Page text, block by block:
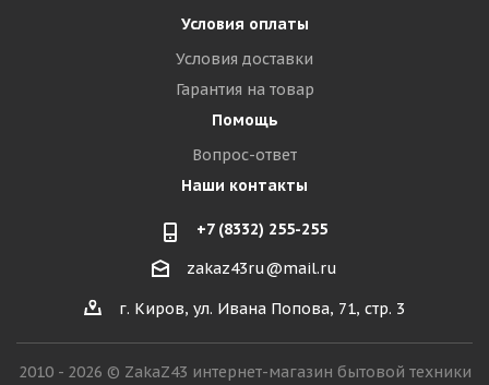
Условия оплаты
Условия доставки
Гарантия на товар
Помощь
Вопрос-ответ
Наши контакты
+7 (8332) 255-255
zakaz43ru@mail.ru
г. Киров, ул. Ивана Попова, 71, стр. 3
2010 - 2026 © ZakaZ43 интернет-магазин бытовой техники